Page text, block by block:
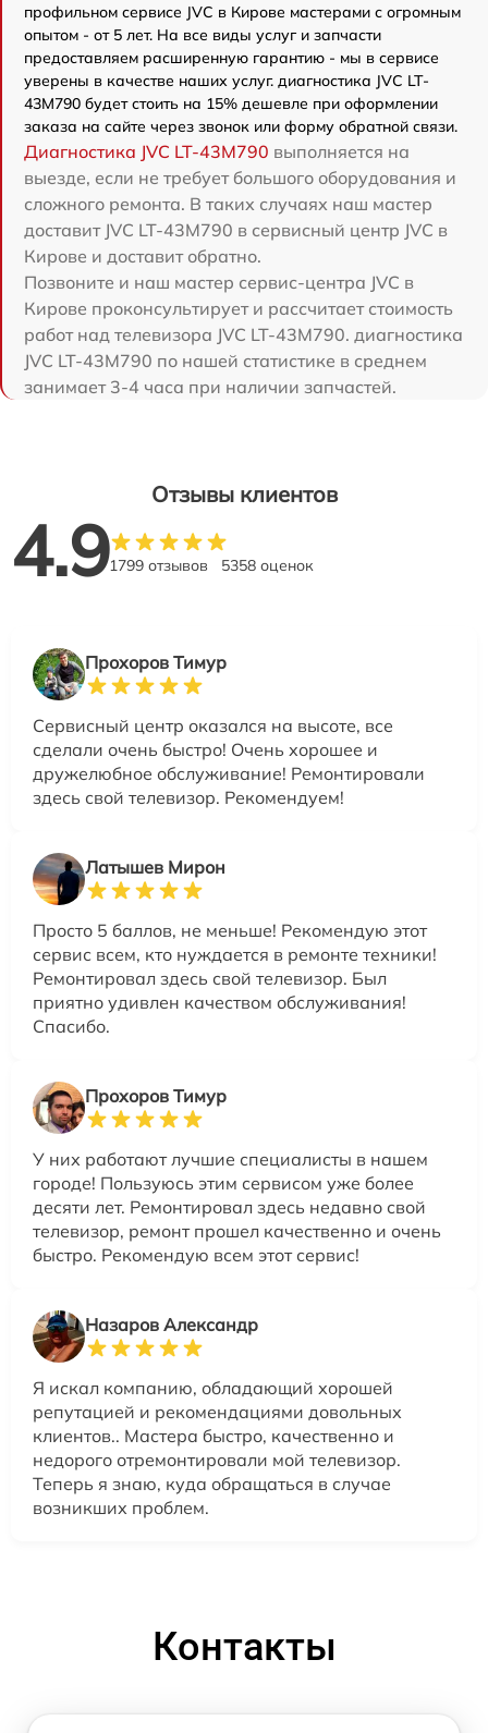
профильном сервисе JVC в Кирове мастерами с огромным
опытом - от 5 лет. На все виды услуг и запчасти
предоставляем расширенную гарантию - мы в сервисе
уверены в качестве наших услуг. диагностика JVC LT-
43M790 будет стоить на 15% дешевле при оформлении
заказа на сайте через звонок или форму обратной связи.
Диагностика JVC LT-43M790 выполняется на
выезде, если не требует большого оборудования и
сложного ремонта. В таких случаях наш мастер
доставит JVC LT-43M790 в сервисный центр JVC в
Кирове и доставит обратно.
Позвоните и наш мастер сервис-центра JVC в
Кирове проконсультирует и рассчитает стоимость
работ над телевизора JVC LT-43M790. диагностика
JVC LT-43M790 по нашей статистике в среднем
занимает 3-4 часа при наличии запчастей.
Отзывы клиентов
4.91799 отзывов 5358 оценок
Прохоров Тимур
Сервисный центр оказался на высоте, все
сделали очень быстро! Очень хорошее и
дружелюбное обслуживание! Ремонтировали
здесь свой телевизор. Рекомендуем!
Латышев Мирон
Просто 5 баллов, не меньше! Рекомендую этот
сервис всем, кто нуждается в ремонте техники!
Ремонтировал здесь свой телевизор. Был
приятно удивлен качеством обслуживания!
Спасибо.
Прохоров Тимур
У них работают лучшие специалисты в нашем
городе! Пользуюсь этим сервисом уже более
десяти лет. Ремонтировал здесь недавно свой
телевизор, ремонт прошел качественно и очень
быстро. Рекомендую всем этот сервис!
Назаров Александр
Я искал компанию, обладающий хорошей
репутацией и рекомендациями довольных
клиентов.. Мастера быстро, качественно и
недорого отремонтировали мой телевизор.
Теперь я знаю, куда обращаться в случае
возникших проблем.
Контакты